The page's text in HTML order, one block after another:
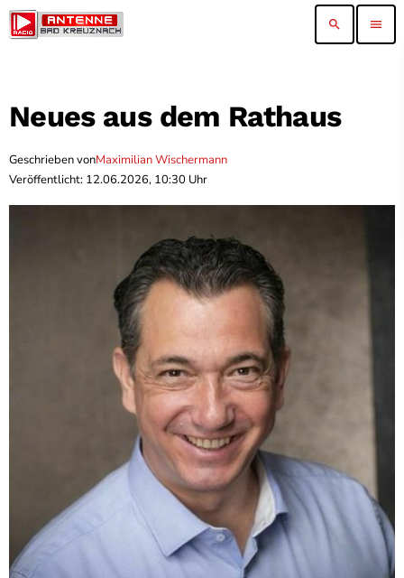
search menu
Neues aus dem Rathaus
Geschrieben vonMaximilian Wischermann
Veröffentlicht: 12.06.2026, 10:30 Uhr